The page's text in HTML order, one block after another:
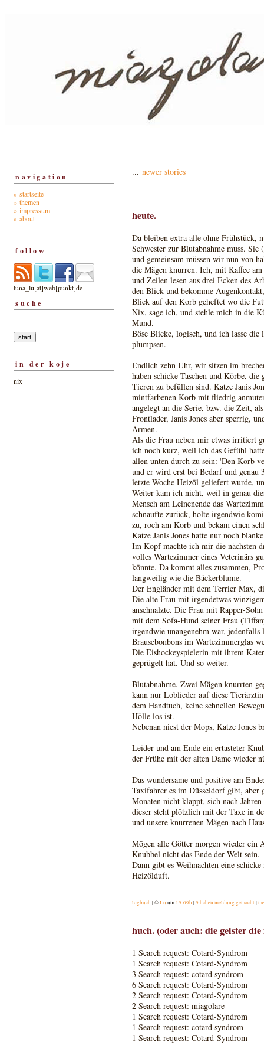
navigation
» startseite
» themen
» impressum
» about
follow
luna_lu[at]web[punkt]de
suche
in der koje
nix
... newer stories
heute.
Da bleiben extra alle ohne Frühstück,
Schwester zur Blutabnahme muss.
und gemeinsam müssen wir nun von
die Mägen knurren. Ich, mit Kaffee
und Zeilen lesen aus drei Ecken des
den Blick und bekomme
Blick auf den Korb geheftet wo die
Nix, sage ich, und stehle mich in die
Mund.
Böse Blicke, logisch, und ich lasse die
plumpsen.
Endlich zehn Uhr, wir sitzen im
haben schicke Taschen und Körbe,
Tieren zu befüllen sind. Katze Janis
mintfarbenen Korb mit fliedrig
angelegt an die Serie, bzw. die Zeit,
Frontlader, Janis Jones aber sperrig,
Armen.
Als die Frau neben mir etwas irritiert
ich noch kurz, weil ich das Gefühl
allen unten durch zu sein: 'Den Korb
und er wird erst bei Bedarf und genau
letzte Woche Heizöl geliefert wurde,
Weiter kam ich nicht, weil in genau
Mensch am Leinenende das
schnaufte zurück, holte irgendwie
zu, roch am Korb und bekam einen
Katze Janis Jones hatte nur noch
Im Kopf machte ich mir die nächsten
volles Wartezimmer eines Veterinärs
könnte. Da kommt alles zusammen,
langweilig wie die Bäckerblume.
Der Engländer mit dem Terrier Max,
Die alte Frau mit irgendetwas
anschnalzte. Die Frau mit Rapper-
mit dem Sofa-Hund seiner Frau
irgendwie unangenehm war,
Brausebonbons im Wartezimmerglas
Die Eishockeyspielerin mit ihrem
geprügelt hat. Und so weiter.
Blutabnahme. Zwei Mägen knurrten
kann nur Loblieder auf diese
dem Handtuch, keine schnellen
Hölle los ist.
Nebenan niest der Mops, Katze Jones
Leider und am Ende ein ertasteter
der Frühe mit der alten Dame wieder
Das wundersame und positive am
Taxifahrer es im Düsseldorf gibt, aber
Monaten nicht klappt, sich nach
dieser steht plötzlich mit der Taxe in
und unsere knurrenen Mägen nach
Mögen alle Götter morgen wieder ein
Knubbel nicht das Ende der Welt sein.
Dann gibt es Weihnachten eine
Heizölduft.
logbuch | ©Lu um 19:09h |9 haben meldung gemacht|
huch. (oder auch: die geister
1 Search request: Cotard-Syndrom
1 Search request: Cotard-Syndrom
3 Search request: cotard syndrom
6 Search request: Cotard-Syndrom
2 Search request: Cotard-Syndrom
2 Search request: miagolare
1 Search request: Cotard-Syndrom
1 Search request: cotard syndrom
1 Search request: Cotard-Syndrom